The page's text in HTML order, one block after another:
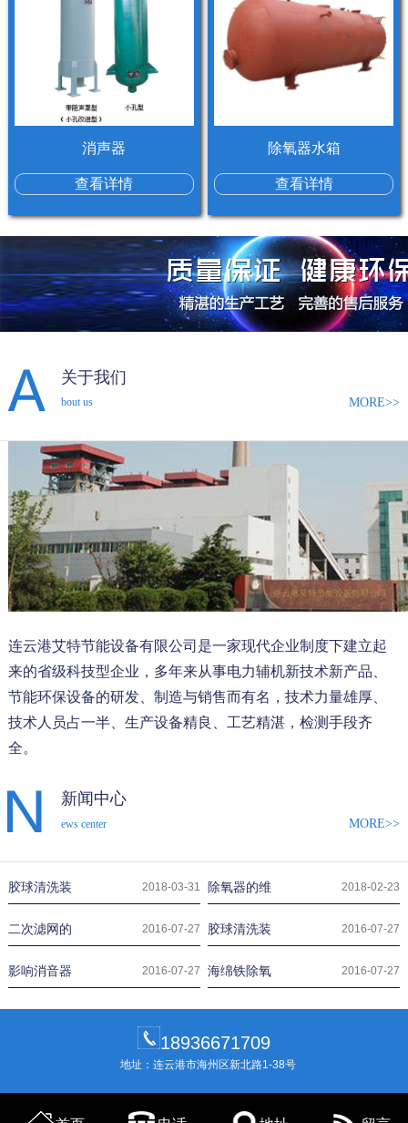
消声器
查看详情
除氧器水箱
查看详情
关于我们
bout us MORE>>
连云港艾特节能设备有限公司是一家现代企业制度下建立起
来的省级科技型企业，多年来从事电力辅机新技术新产品、
节能环保设备的研发、制造与销售而有名，技术力量雄厚、
技术人员占一半、生产设备精良、工艺精湛，检测手段齐
全。
新闻中心
ews center MORE>>
胶球清洗装 2018-03-31 除氧器的维 2018-02-23
二次滤网的 2016-07-27 胶球清洗装 2016-07-27
影响消音器 2016-07-27 海绵铁除氧 2016-07-27
18936671709
地址：连云港市海州区新北路1-38号